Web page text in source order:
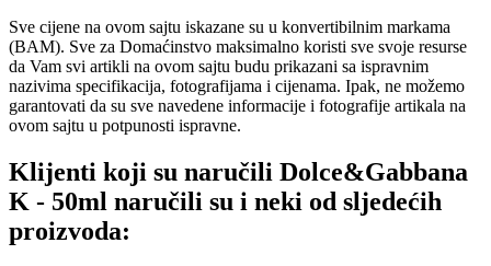
Sve cijene na ovom sajtu iskazane su u konvertibilnim markama
(BAM). Sve za Domaćinstvo maksimalno koristi sve svoje resurse
da Vam svi artikli na ovom sajtu budu prikazani sa ispravnim
nazivima specifikacija, fotografijama i cijenama. Ipak, ne možemo
garantovati da su sve navedene informacije i fotografije artikala na
ovom sajtu u potpunosti ispravne.
Klijenti koji su naručili Dolce&Gabbana
K - 50ml naručili su i neki od sljedećih
proizvoda: